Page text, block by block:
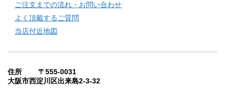
ご注文までの流れ・お問い合わせ
よく頂戴するご質問
当店付近地図
住所 〒555-0031
大阪市西淀川区出来島2-3-32